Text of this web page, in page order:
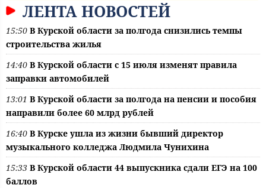
ЛЕНТА НОВОСТЕЙ
15:50 В Курской области за полгода снизились темпы
строительства жилья
14:40 В Курской области с 15 июля изменят правила
заправки автомобилей
13:01 В Курской области за полгода на пенсии и пособия
направили более 60 млрд рублей
16:40 В Курске ушла из жизни бывший директор
музыкального колледжа Людмила Чунихина
15:33 В Курской области 44 выпускника сдали ЕГЭ на 100
баллов